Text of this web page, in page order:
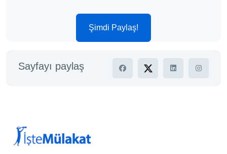
Şimdi Paylaş!
Sayfayı paylaş